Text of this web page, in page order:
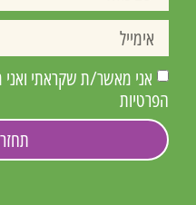
אני מאשר/ת שקראתי ואני
הפרטיות
תחזרו